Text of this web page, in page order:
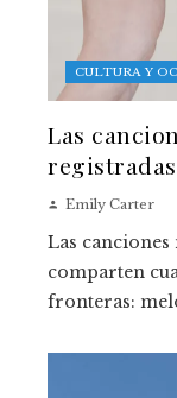
CULTURA Y
Las
Emily Carter
Las
comparten
fronteras: